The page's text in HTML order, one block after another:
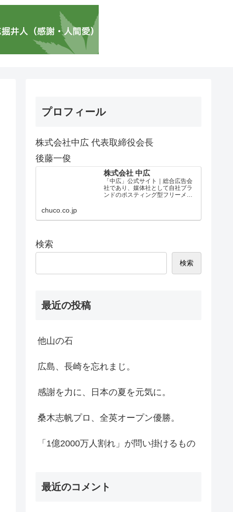
プロフィール
株式会社中広 代表取締役会長
後藤一俊
株式会社 中広
「中広」公式サイト｜総合広告会
社であり、媒体社として自社ブラ
ンドのポスティング型フリーメデ
chuco.co.jp
検索
検索
最近の投稿
他山の石
広島、長崎を忘れまじ。
感謝を力に、日本の夏を元気に。
桑木志帆プロ、全英オープン優勝。
「1億2000万人割れ」が問い掛けるもの
最近のコメント